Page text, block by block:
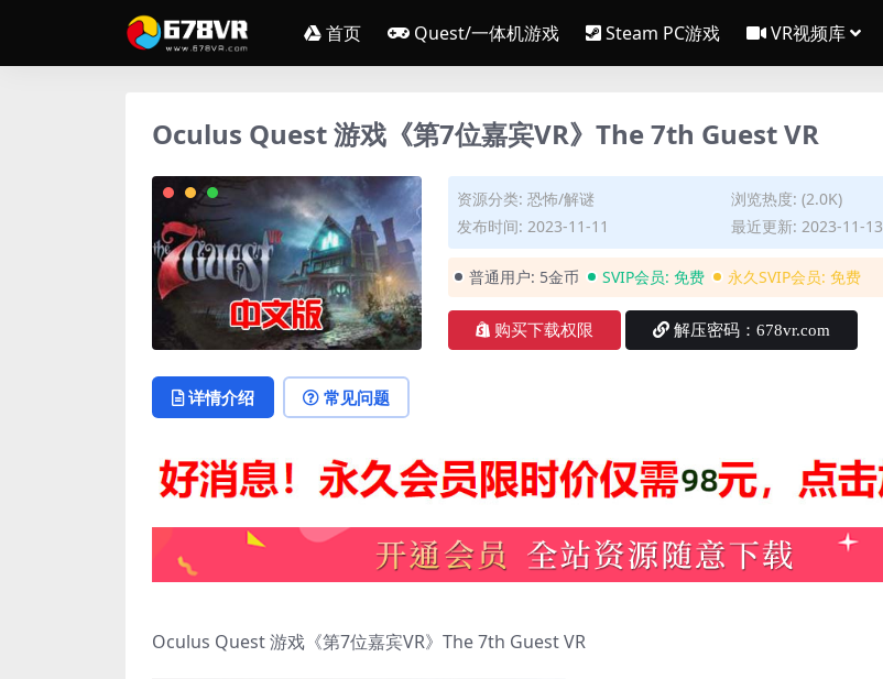
首页 Quest/一体机游戏 Steam PC游戏 VR视频库
Oculus Quest 游戏《第7位嘉宾VR》The 7th Guest VR
资源分类: 恐怖/解谜
浏览热度: (2.0K)
发布时间: 2023-11-11
最近更新: 2023-11-13
普通用户: 5金币 SVIP会员: 免费 永久SVIP会员: 免费
购买下载权限 解压密码：678vr.com
详情介绍 常见问题
Oculus Quest 游戏《第7位嘉宾VR》The 7th Guest VR